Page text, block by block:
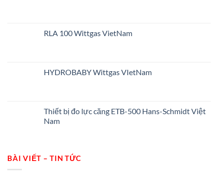
RLA 100 Wittgas VietNam
HYDROBABY Wittgas VIetNam
Thiết bị đo lực căng ETB-500 Hans-Schmidt Việt
Nam
BÀI VIẾT – TIN TỨC